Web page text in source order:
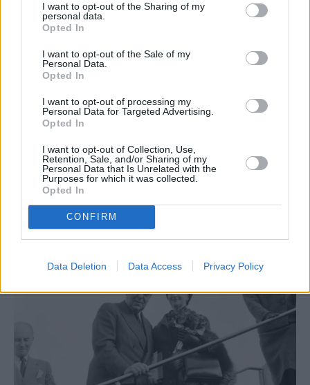
I want to opt-out of the Sharing of my
personal data.
Opted In
I want to opt-out of the Sale of my
Personal Data.
Opted In
I want to opt-out of processing my
Personal Data for Targeted Advertising.
Opted In
I want to opt-out of Collection, Use,
Retention, Sale, and/or Sharing of my
Personal Data that Is Unrelated with the
Purposes for which it was collected.
Opted In
CONFIRM
Data Deletion Data Access Privacy Policy